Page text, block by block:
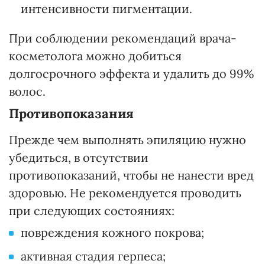
интенсивности пигментации.
При соблюдении рекомендаций врача-
косметолога можно добиться
долгосрочного эффекта и удалить до 99%
волос.
Противопоказания
Прежде чем выполнять эпиляцию нужно
убедиться, в отсутствии
противопоказаний, чтобы не нанести вред
здоровью. Не рекомендуется проводить
при следующих состояниях:
повреждения кожного покрова;
активная стадия герпеса;